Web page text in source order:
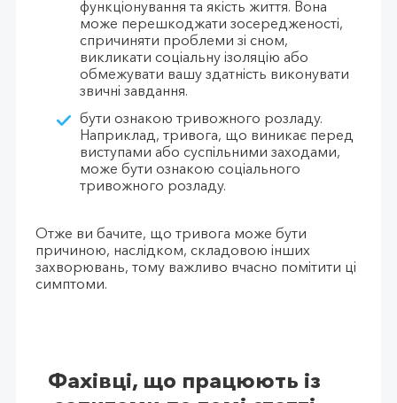
функціонування та якість життя. Вона
може перешкоджати зосередженості,
спричиняти проблеми зі сном,
викликати соціальну ізоляцію або
обмежувати вашу здатність виконувати
звичні завдання.
бути ознакою тривожного розладу.
Наприклад, тривога, що виникає перед
виступами або суспільними заходами,
може бути ознакою соціального
тривожного розладу.
Отже ви бачите, що тривога може бути
причиною, наслідком, складовою інших
захворювань, тому важливо вчасно помітити ці
симптоми.
Фахівці, що працюють із